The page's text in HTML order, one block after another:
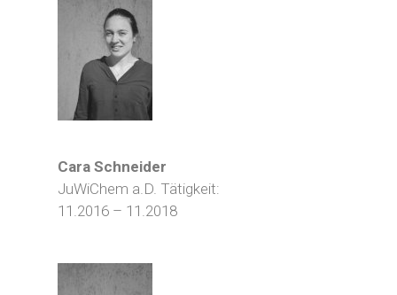
Cara Schneider
JuWiChem a.D. Tätigkeit:
11.2016 – 11.2018